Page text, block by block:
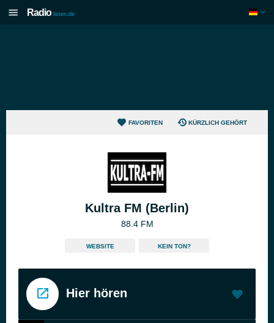
Radio listen.de
FAVORITEN KÜRZLICH GEHÖRT
Kultra FM (Berlin)
88.4 FM
WEBSITE KEIN TON?
Hier hören